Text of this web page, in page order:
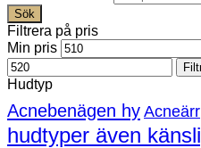
Sök
Filtrera på pris
Min pris
Hudtyp
Acnebenägen hy Acneärr
hudtyper även